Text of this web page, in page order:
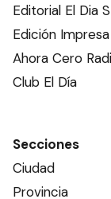
Editorial El Dia
Edición Impresa
Ahora Cero
Club El Día
Secciones
Ciudad
Provincia